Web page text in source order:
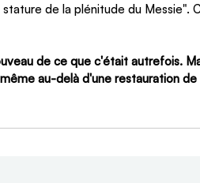
de la plénitude du Messie".
de ce que c'était autrefois.
au-delà d'une restauration de